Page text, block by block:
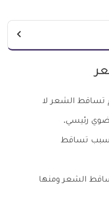
الشعر لا
رئيسي.
تساقط
الشعر ومنها